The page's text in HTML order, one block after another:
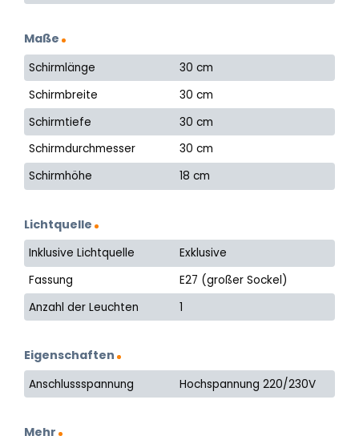
Maße
Schirmlänge
30 cm
Schirmbreite
30 cm
Schirmtiefe
30 cm
Schirmdurchmesser
30 cm
Schirmhöhe
18 cm
Lichtquelle
Inklusive Lichtquelle
Exklusive
Fassung
E27 (großer Sockel)
Anzahl der Leuchten
1
Eigenschaften
Anschlussspannung Hochspannung 220/230V
Mehr